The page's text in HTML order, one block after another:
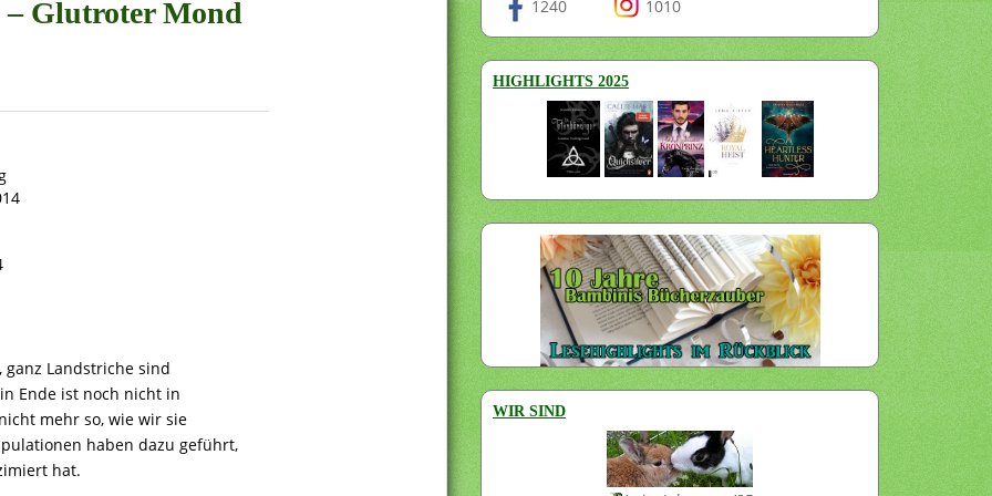
– Glutroter Mond
Landstriche sind
Ende ist noch nicht in
mehr so, wie wir sie
haben dazu geführt,
hat.
1240 1010
HIGHLIGHTS 2025
WIR SIND